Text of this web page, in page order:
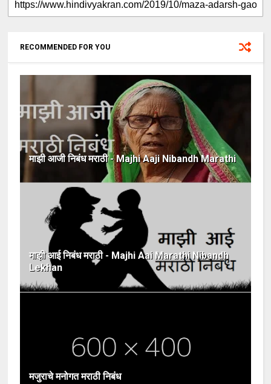
RECOMMENDED FOR YOU
माझी आजी निबंध मराठी - Majhi Aaji Nibandh Marathi
माझी आई निबंध मराठी - Majhi Aai Marathi Nibandh
Lekhan
मजुराचे मनोगत मराठी निबंध